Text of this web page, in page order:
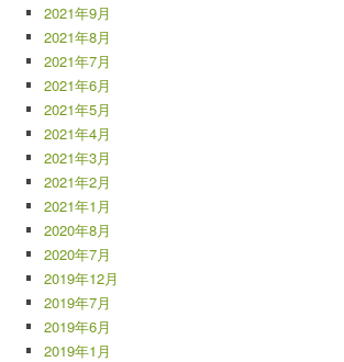
2021年9月
2021年8月
2021年7月
2021年6月
2021年5月
2021年4月
2021年3月
2021年2月
2021年1月
2020年8月
2020年7月
2019年12月
2019年7月
2019年6月
2019年1月